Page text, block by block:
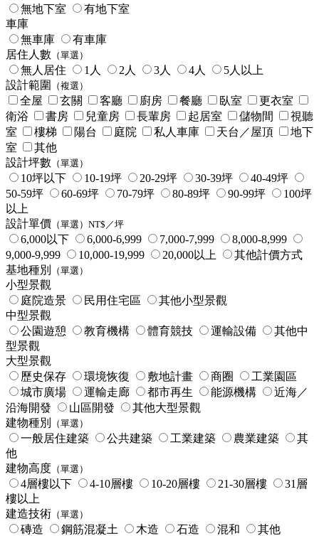
無地下室
有地下室
車庫
無車庫
有車庫
居住人數 （單選）
無人居住 1人 2人 3人 4人
5人以上
設計範圍
（複選）
全屋 玄關 客廳 廚房 餐廳 臥室
更衣室
衛浴
書房 兒童房 長輩房 起居室 儲物間
視聽
室
樓梯 陽台 庭院 私人車庫 天台／屋頂
地下
室
其他
設計坪數 （單選）
10坪以下 10-19坪 20-29坪 30-39坪
40-49坪
50-59坪
60-69坪 70-79坪 80-89坪 90-99坪
100坪
以上
設計單價 （單選）NT$／坪
6,000以下 6,000-6,999 7,000-7,999
8,000-8,999
9,000-9,999
10,000-19,999 20,000以上
其他計價方式
基地種別
（單選）
小型景觀
庭院造景
民用住宅區
其他小型景觀
中型景觀
公園遊憩
教育機構 體育競技 運輸設備
其他中
型景觀
大型景觀
歷史保存
環境恢復 敷地計畫 商圈
工業園區
城市廣場
運輸走廊 都市再生 能源機構
近海／
沿海開發
山區開發
其他大型景觀
建物種別
（單選）
一般居住建築 公共建築 工業建築 農業建築
其
他
建物高度 （單選）
4層樓以下 4-10層樓 10-20層樓 21-30層樓
31層
樓以上
建造技術 （單選）
磚造 鋼筋混凝土 木造 石造 混和
其他